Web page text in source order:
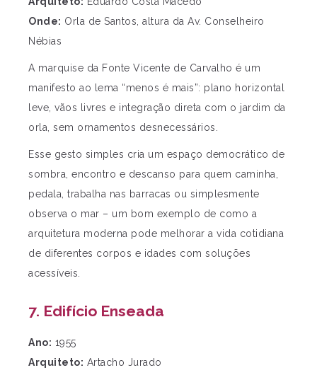
Onde: Orla de Santos, altura da Av. Conselheiro
Nébias
A marquise da Fonte Vicente de Carvalho é um
manifesto ao lema “menos é mais”: plano horizontal
leve, vãos livres e integração direta com o jardim da
orla, sem ornamentos desnecessários.
Esse gesto simples cria um espaço democrático de
sombra, encontro e descanso para quem caminha,
pedala, trabalha nas barracas ou simplesmente
observa o mar – um bom exemplo de como a
arquitetura moderna pode melhorar a vida cotidiana
de diferentes corpos e idades com soluções
acessíveis.
7. Edifício Enseada
Ano: 1955
Arquiteto: Artacho Jurado